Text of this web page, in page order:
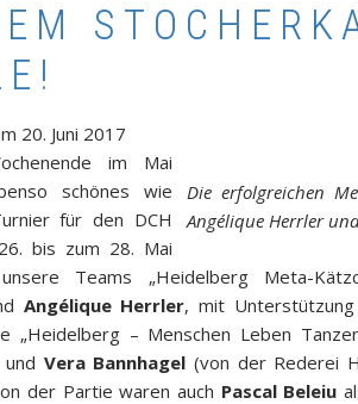
20. Juni 2017
Die erfolgreichen
Angélique Herrler
im Mai
schönes wie
für den DCH
bis zum 28. Mai
Teams „Heidelberg Meta-
Angélique Herrler, mit
„Heidelberg – Menschen Leben
Vera Bannhagel (von der Rederei
der Partie waren auch Pascal Beleiu